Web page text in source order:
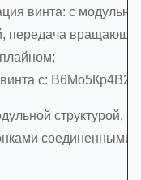
винта: с
передача
с: В6Мо5Кр4В2,
структурой,
соединенными